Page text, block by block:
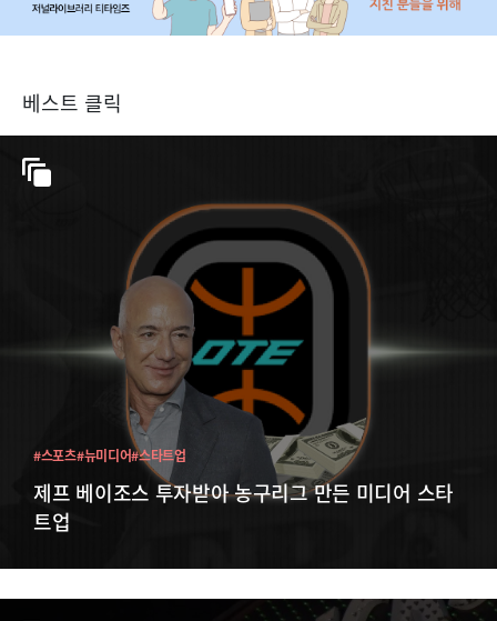
베스트 클릭
제프 베이조스 투자받아 농구리그 만든 미디어 스타
트업
#스포츠#뉴미디어#스타트업